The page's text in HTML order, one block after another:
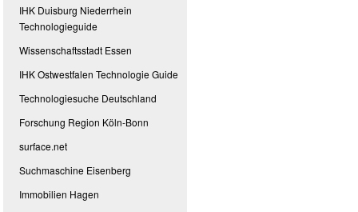
IHK Duisburg Niederrhein
Technologieguide
Wissenschaftsstadt Essen
IHK Ostwestfalen Technologie Guide
Technologiesuche Deutschland
Forschung Region Köln-Bonn
surface.net
Suchmaschine Eisenberg
Immobilien Hagen